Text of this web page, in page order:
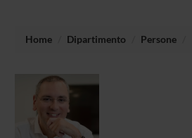
Home Dipartimento Persone